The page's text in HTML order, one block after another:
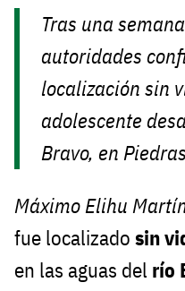
Tras una
autoridades
localización sin
adolescente
Bravo, en
Máximo Elihu
fue localizado sin
en las aguas del río